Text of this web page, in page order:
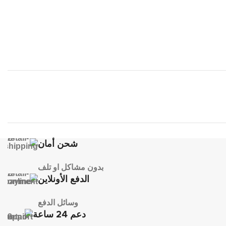
شحن أمان
بدون مشاكل او تلف
الدفع الأونلاين
وسائل الدفع
دعم 24 ساعة